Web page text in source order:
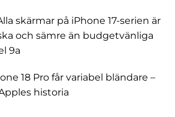
skärmar på iPhone 17-serien är
och sämre än budgetvänliga
9a
18 Pro får variabel bländare –
historia